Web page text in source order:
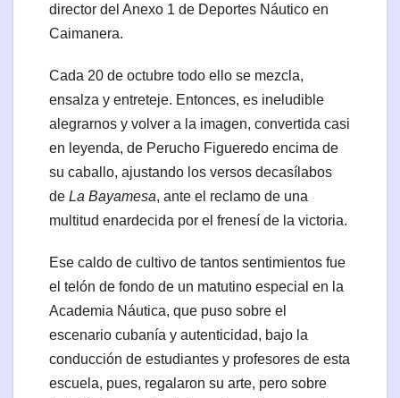
director del Anexo 1 de Deportes Náutico en
Caimanera.
Cada 20 de octubre todo ello se mezcla,
ensalza y entreteje. Entonces, es ineludible
alegrarnos y volver a la imagen, convertida casi
en leyenda, de Perucho Figueredo encima de
su caballo, ajustando los versos decasílabos
de La Bayamesa, ante el reclamo de una
multitud enardecida por el frenesí de la victoria.
Ese caldo de cultivo de tantos sentimientos fue
el telón de fondo de un matutino especial en la
Academia Náutica, que puso sobre el
escenario cubanía y autenticidad, bajo la
conducción de estudiantes y profesores de esta
escuela, pues, regalaron su arte, pero sobre